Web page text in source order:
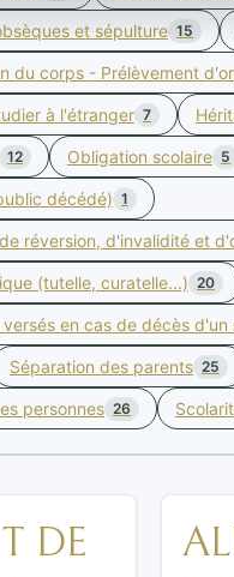
et sépulture 15
du corps - Prélèvement
à l'étranger 7
12 Obligation scolaire 5
décédé) 1
réversion, d'invalidité et
(tutelle, curatelle...) 20
en cas de décès
Séparation des parents 25
personnes 26
DE